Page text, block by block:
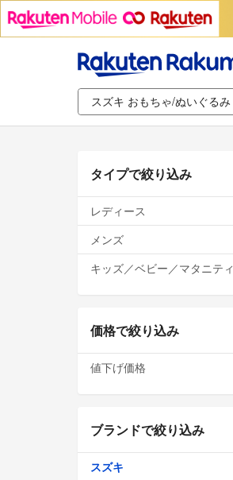
タイプで絞り込み
レディース
メンズ
キッズ／ベビー／マタニティ
価格で絞り込み
値下げ価格
ブランドで絞り込み
スズキ